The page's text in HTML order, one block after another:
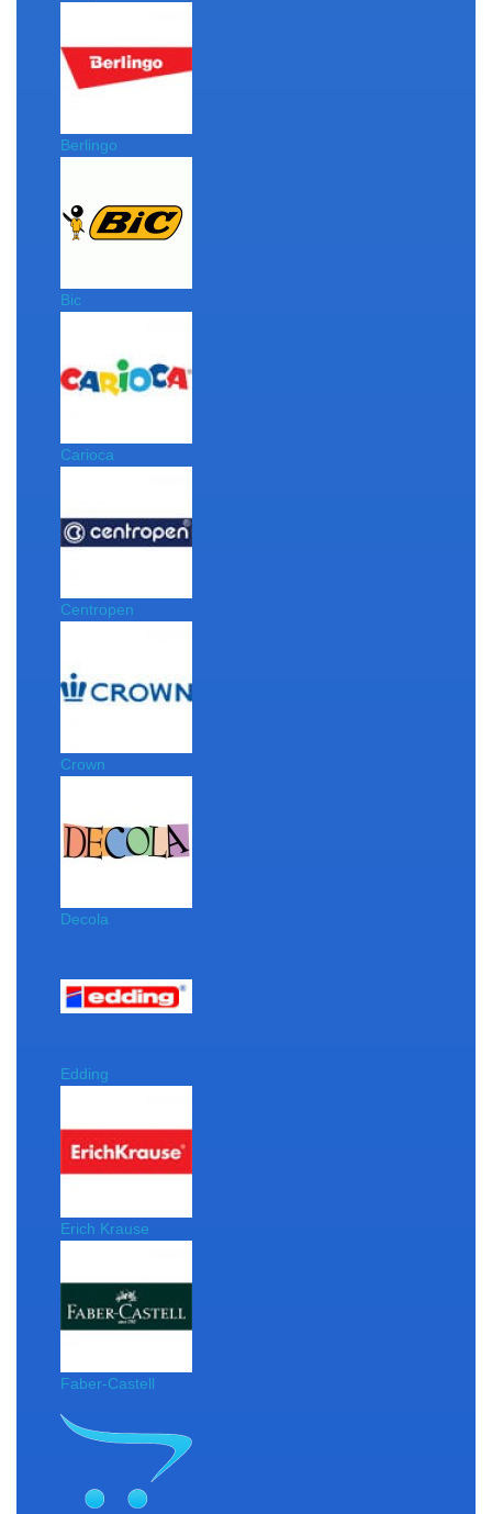
Berlingo
Bic
Carioca
Centropen
Crown
Decola
Edding
Erich Krause
Faber-Castell